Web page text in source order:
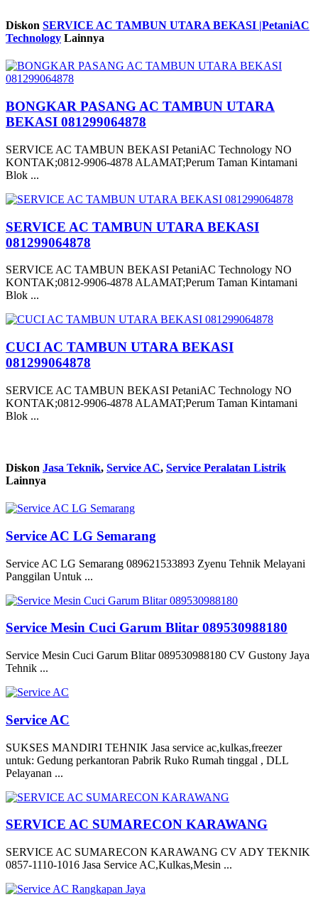
Diskon SERVICE AC TAMBUN UTARA BEKASI |PetaniAC
Technology Lainnya
BONGKAR PASANG AC TAMBUN UTARA
BEKASI 081299064878
SERVICE AC TAMBUN BEKASI PetaniAC Technology NO
KONTAK;0812-9906-4878 ALAMAT;Perum Taman Kintamani
Blok ...
SERVICE AC TAMBUN UTARA BEKASI
081299064878
SERVICE AC TAMBUN BEKASI PetaniAC Technology NO
KONTAK;0812-9906-4878 ALAMAT;Perum Taman Kintamani
Blok ...
CUCI AC TAMBUN UTARA BEKASI
081299064878
SERVICE AC TAMBUN BEKASI PetaniAC Technology NO
KONTAK;0812-9906-4878 ALAMAT;Perum Taman Kintamani
Blok ...
Diskon Jasa Teknik, Service AC, Service Peralatan Listrik
Lainnya
Service AC LG Semarang
Service AC LG Semarang 089621533893 Zyenu Tehnik Melayani
Panggilan Untuk ...
Service Mesin Cuci Garum Blitar 089530988180
Service Mesin Cuci Garum Blitar 089530988180 CV Gustony Jaya
Tehnik ...
Service AC
SUKSES MANDIRI TEHNIK Jasa service ac,kulkas,freezer
untuk: Gedung perkantoran Pabrik Ruko Rumah tinggal , DLL
Pelayanan ...
SERVICE AC SUMARECON KARAWANG
SERVICE AC SUMARECON KARAWANG CV ADY TEKNIK
0857-1110-1016 Jasa Service AC,Kulkas,Mesin ...